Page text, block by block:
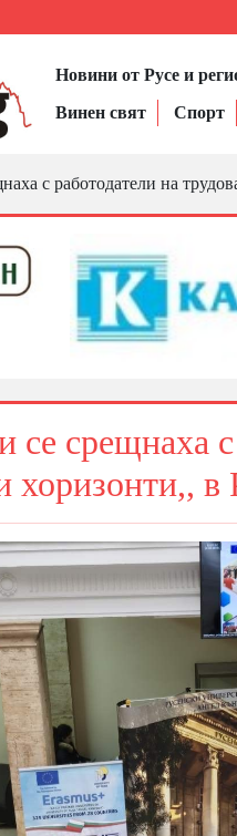
Новини от Русе и
Винен свят
Спорт
с работодатели на
срещнаха с
хоризонти,, в